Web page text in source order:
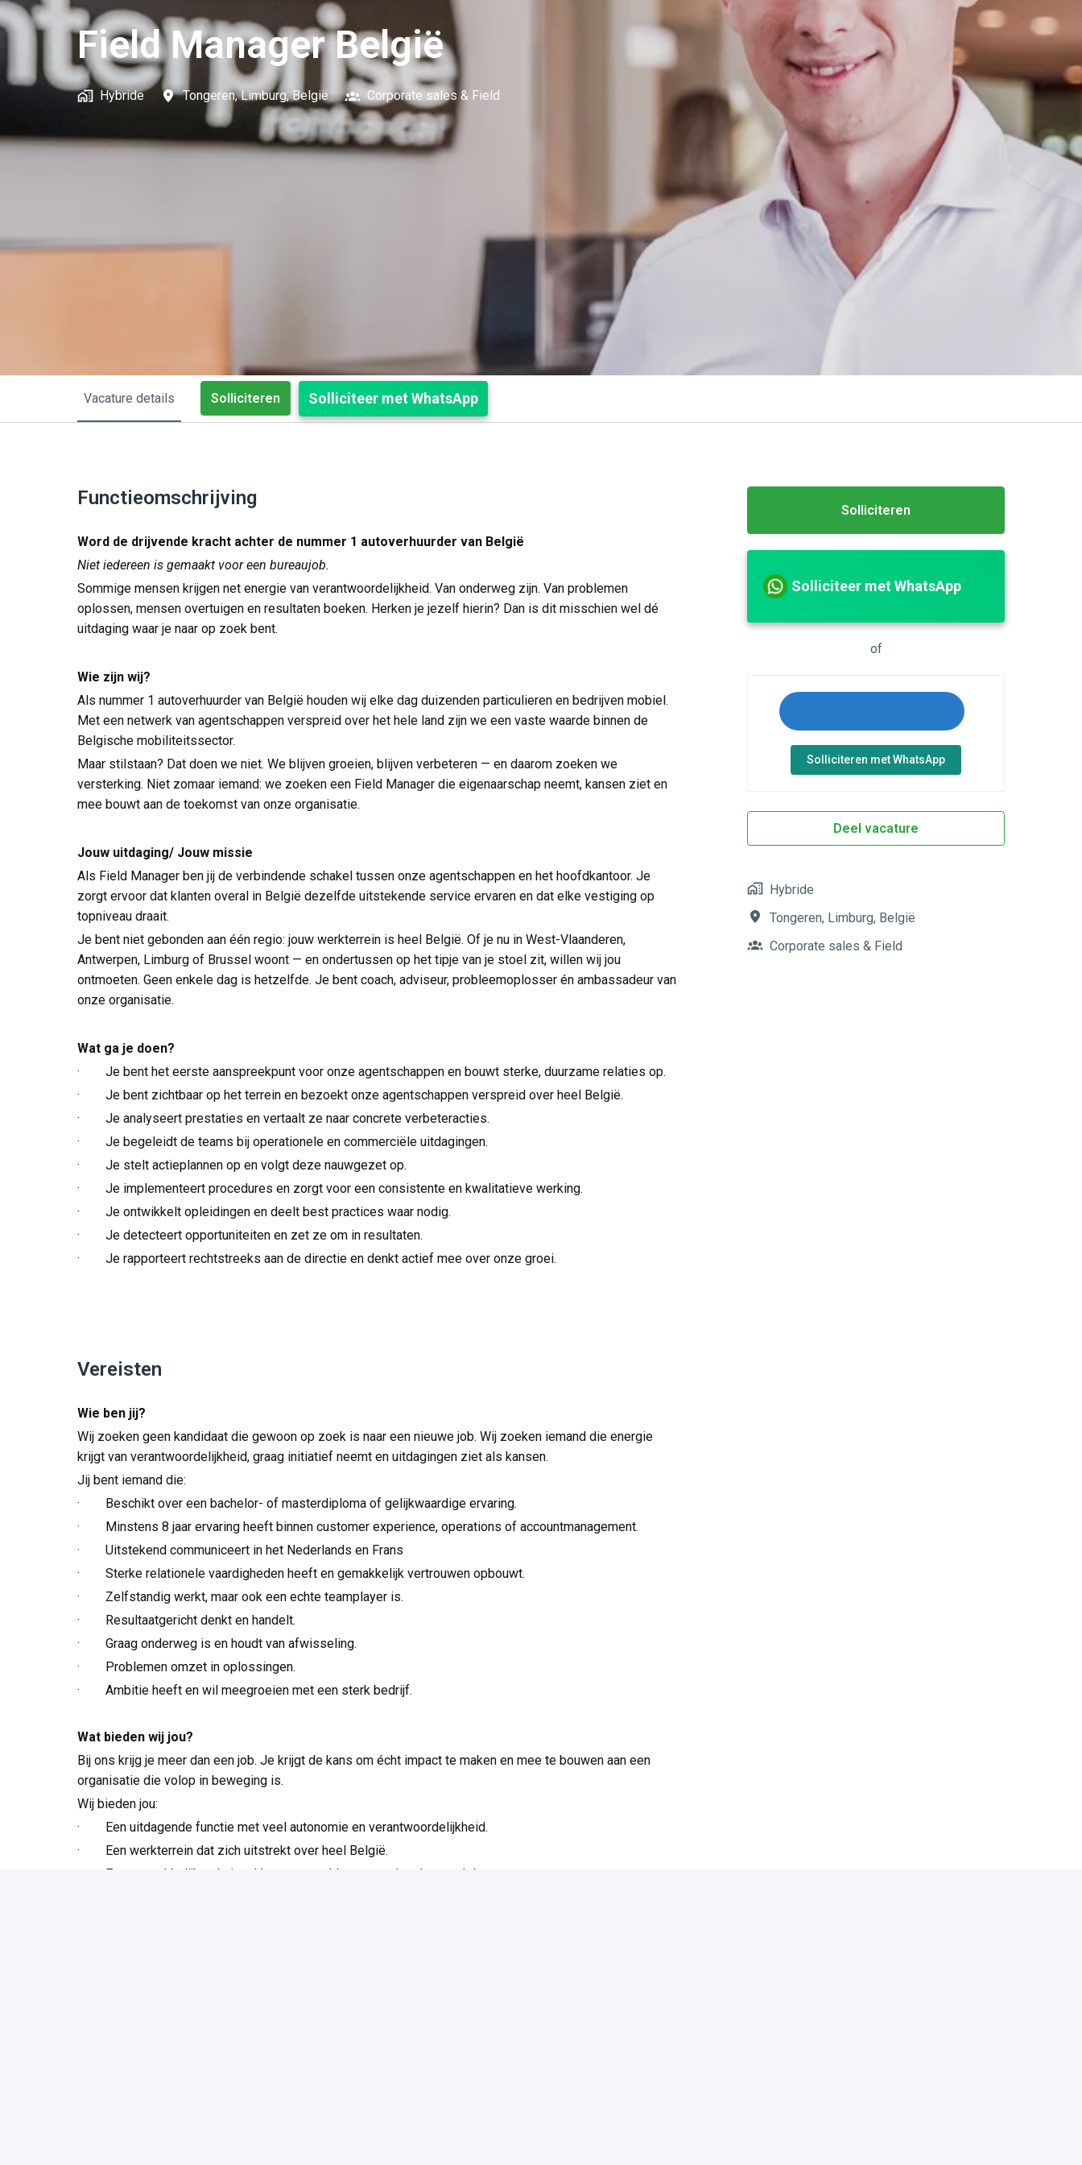
Field Manager België
Hybride Tongeren, Limburg, België Corporate sales & Field
Vacature details Solliciteren Solliciteer met WhatsApp
Functieomschrijving
Word de drijvende kracht achter de nummer 1 autoverhuurder van België
Niet iedereen is gemaakt voor een bureaujob.
Sommige mensen krijgen net energie van verantwoordelijkheid. Van onderweg zijn. Van problemen
oplossen, mensen overtuigen en resultaten boeken. Herken je jezelf hierin? Dan is dit misschien wel dé
uitdaging waar je naar op zoek bent.
Wie zijn wij?
Als nummer 1 autoverhuurder van België houden wij elke dag duizenden particulieren en bedrijven mobiel.
Met een netwerk van agentschappen verspreid over het hele land zijn we een vaste waarde binnen de
Belgische mobiliteitssector.
Maar stilstaan? Dat doen we niet. We blijven groeien, blijven verbeteren — en daarom zoeken we
versterking. Niet zomaar iemand: we zoeken een Field Manager die eigenaarschap neemt, kansen ziet en
mee bouwt aan de toekomst van onze organisatie.
Jouw uitdaging/ Jouw missie
Als Field Manager ben jij de verbindende schakel tussen onze agentschappen en het hoofdkantoor. Je
zorgt ervoor dat klanten overal in België dezelfde uitstekende service ervaren en dat elke vestiging op
topniveau draait.
Je bent niet gebonden aan één regio: jouw werkterrein is heel België. Of je nu in West-Vlaanderen,
Antwerpen, Limburg of Brussel woont — en ondertussen op het tipje van je stoel zit, willen wij jou
ontmoeten. Geen enkele dag is hetzelfde. Je bent coach, adviseur, probleemoplosser én ambassadeur van
onze organisatie.
Wat ga je doen?
· Je bent het eerste aanspreekpunt voor onze agentschappen en bouwt sterke, duurzame relaties op.
· Je bent zichtbaar op het terrein en bezoekt onze agentschappen verspreid over heel België.
· Je analyseert prestaties en vertaalt ze naar concrete verbeteracties.
· Je begeleidt de teams bij operationele en commerciële uitdagingen.
· Je stelt actieplannen op en volgt deze nauwgezet op.
· Je implementeert procedures en zorgt voor een consistente en kwalitatieve werking.
· Je ontwikkelt opleidingen en deelt best practices waar nodig.
· Je detecteert opportuniteiten en zet ze om in resultaten.
· Je rapporteert rechtstreeks aan de directie en denkt actief mee over onze groei.
Vereisten
Wie ben jij?
Wij zoeken geen kandidaat die gewoon op zoek is naar een nieuwe job. Wij zoeken iemand die energie
krijgt van verantwoordelijkheid, graag initiatief neemt en uitdagingen ziet als kansen.
Jij bent iemand die:
· Beschikt over een bachelor- of masterdiploma of gelijkwaardige ervaring.
· Minstens 8 jaar ervaring heeft binnen customer experience, operations of accountmanagement.
· Uitstekend communiceert in het Nederlands en Frans
· Sterke relationele vaardigheden heeft en gemakkelijk vertrouwen opbouwt.
· Zelfstandig werkt, maar ook een echte teamplayer is.
· Resultaatgericht denkt en handelt.
· Graag onderweg is en houdt van afwisseling.
· Problemen omzet in oplossingen.
· Ambitie heeft en wil meegroeien met een sterk bedrijf.
Wat bieden wij jou?
Bij ons krijg je meer dan een job. Je krijgt de kans om écht impact te maken en mee te bouwen aan een
organisatie die volop in beweging is.
Wij bieden jou:
· Een uitdagende functie met veel autonomie en verantwoordelijkheid.
· Een werkterrein dat zich uitstrekt over heel België.
· Een aantrekkelijk salarispakket aangevuld met extralegale voordelen.
Solliciteren
Solliciteer met WhatsApp
of
Solliciteren met WhatsApp
Deel vacature
Hybride
Tongeren, Limburg, België
Corporate sales & Field